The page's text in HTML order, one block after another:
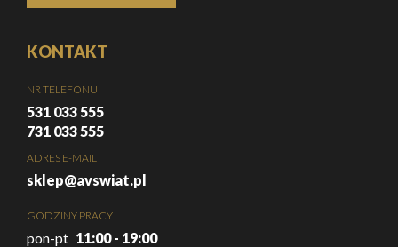
KONTAKT
NR TELEFONU
531 033 555
731 033 555
ADRES E-MAIL
sklep@avswiat.pl
GODZINY PRACY
pon-pt 11:00 - 19:00